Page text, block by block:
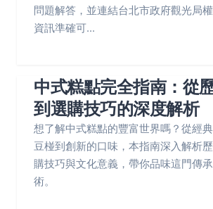
問題解答，並連結台北市政府觀光局
資訊準確可...
中式糕點完全指南：從
到選購技巧的深度解析
想了解中式糕點的豐富世界嗎？從經
豆椪到創新的口味，本指南深入解析
購技巧與文化意義，帶你品味這門傳
術。